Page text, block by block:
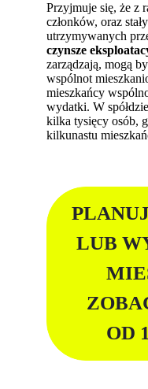
Przyjmuje się, że z
członków, oraz
utrzymywanych
czynsze
zarządzają, mogą
wspólnot
mieszkańcy
wydatki. W
kilka tysięcy osób,
kilkunastu
LUB
OD